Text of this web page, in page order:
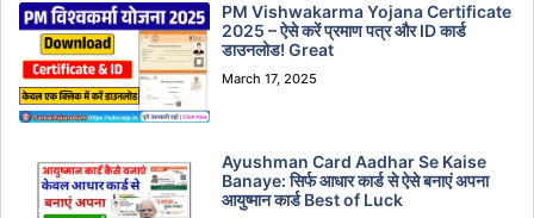
PM Vishwakarma Yojana Certificate
2025 – ऐसे करें प्रमाण पत्र और ID कार्ड
डाउनलोड! Great
March 17, 2025
Ayushman Card Aadhar Se Kaise
Banaye: सिर्फ आधार कार्ड से ऐसे बनाएं अपना
आयुष्मान कार्ड Best of Luck